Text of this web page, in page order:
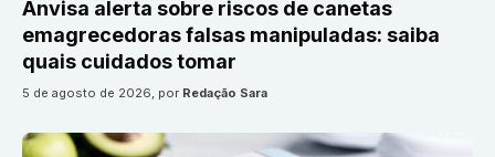
Anvisa alerta sobre riscos de canetas
emagrecedoras falsas manipuladas: saiba
quais cuidados tomar
5 de agosto de 2026, por Redação Sara